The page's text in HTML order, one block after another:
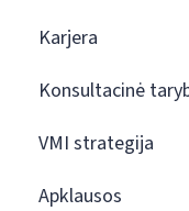
Karjera
Konsultacinė
VMI strategija
Apklausos